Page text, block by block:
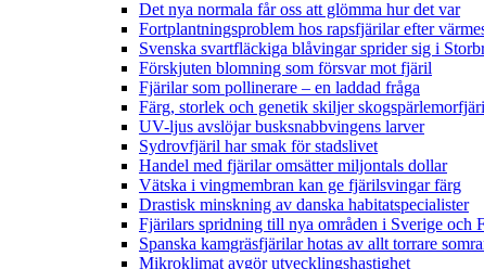
Det nya normala får oss att glömma hur det var
Fortplantningsproblem hos rapsfjärilar efter
Svenska svartfläckiga blåvingar sprider sig i
Förskjuten blomning som försvar mot fjäril
Fjärilar som pollinerare – en laddad fråga
Färg, storlek och genetik skiljer
UV-ljus avslöjar busksnabbvingens larver
Sydrovfjäril har smak för stadslivet
Handel med fjärilar omsätter miljontals dollar
Vätska i vingmembran kan ge fjärilsvingar färg
Drastisk minskning av danska habitatspecialister
Fjärilars spridning till nya områden i Sverige och
Spanska kamgräsfjärilar hotas av allt torrare
Mikroklimat avgör utvecklingshastighet